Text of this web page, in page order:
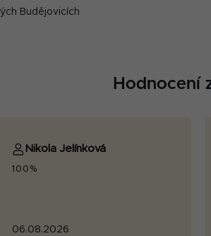
Budějovicích
Hodnocení
Nikola Jelínková
100%
06.08.2026